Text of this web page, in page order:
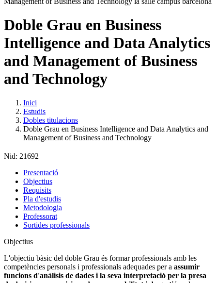
Doble Grau en Business
Intelligence and Data Analytics
and Management of Business
and Technology
Inici
Estudis
Dobles titulacions
Doble Grau en Business Intelligence and Data Analytics and
Management of Business and Technology
Nid: 21692
Presentació
Objectius
Requisits
Pla d'estudis
Metodologia
Professorat
Sortides professionals
Objectius
L'objectiu bàsic del doble Grau és formar professionals amb les
competències personals i professionals adequades per a assumir
funcions d'anàlisis de dades i la seva interpretació per la presa